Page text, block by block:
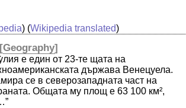
) (Wikipedia translated)
[Geography]
е един от 23-те щата на
държава Венецуела.
се в северозападната част на
Общата му площ е 63 100 км²,